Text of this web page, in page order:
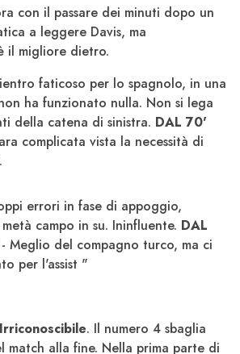
con il passare dei minuti dopo un
a leggere Davis, ma
il migliore dietro.
faticoso per lo spagnolo, in una
ha funzionato nulla. Non si lega
della catena di sinistra. DAL 70'
complicata vista la necessità di
errori in fase di appoggio,
campo in su. Ininfluente. DAL
- Meglio del compagno turco, ma ci
per l'assist "
Irriconoscibile. Il numero 4 sbaglia
alla fine. Nella prima parte di